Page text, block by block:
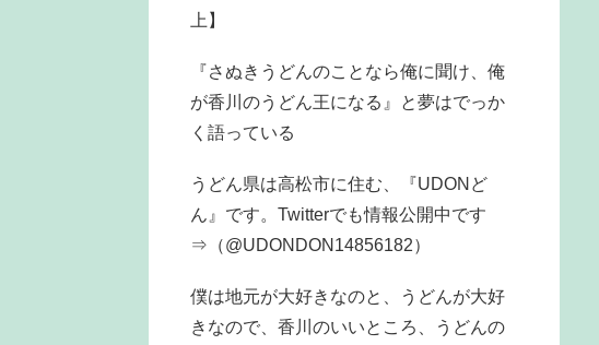
上】
『さぬきうどんのことなら俺に聞け、俺
が香川のうどん王になる』と夢はでっか
く語っている
うどん県は高松市に住む、『UDONど
ん』です。Twitterでも情報公開中です
⇒（@UDONDON14856182）
僕は地元が大好きなのと、うどんが大好
きなので、香川のいいところ、うどんの